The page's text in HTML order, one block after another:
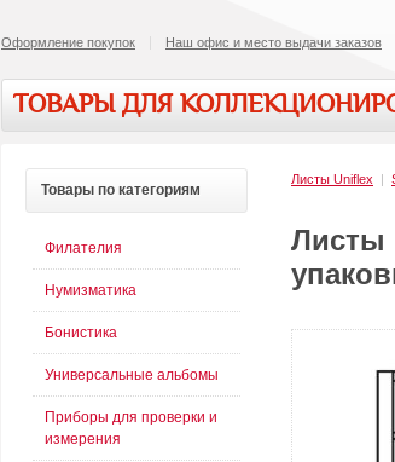
Оформление покупок Наш офис и место выдачи заказов
ТОВАРЫ ДЛЯ
Листы Uniflex |
Листы
Товары по категориям
Филателия
Нумизматика
Бонистика
Универсальные альбомы
Приборы для проверки и
измерения